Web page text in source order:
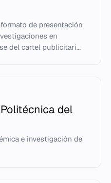
de presentación
en
del cartel publicitari...
del
e investigación de